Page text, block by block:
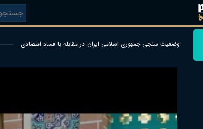
وضعیت سنجی جمهوری اسلامی ایران در مقابله با فساد اقتصادی